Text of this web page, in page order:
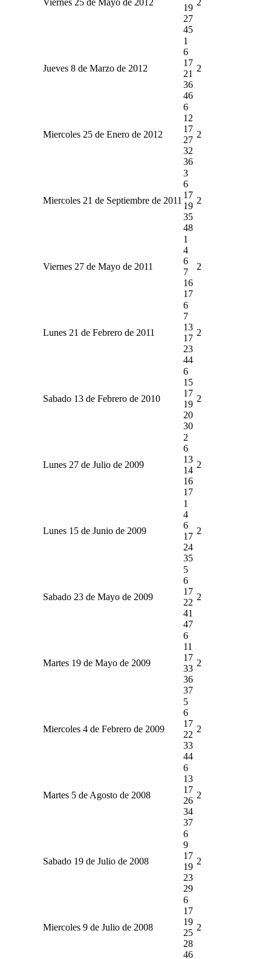
19
27
45
Jueves 8 de Marzo de 2012
1
6
17
21
36
46
2
Miercoles 25 de Enero de 2012
6
12
17
27
32
36
2
Miercoles 21 de Septiembre de 2011
3
6
17
19
35
48
2
Viernes 27 de Mayo de 2011
1
4
6
7
16
17
2
Lunes 21 de Febrero de 2011
6
7
13
17
23
44
2
Sabado 13 de Febrero de 2010
6
15
17
19
20
30
2
Lunes 27 de Julio de 2009
2
6
13
14
16
17
2
Lunes 15 de Junio de 2009
1
4
6
17
24
35
2
Sabado 23 de Mayo de 2009
5
6
17
22
41
47
2
Martes 19 de Mayo de 2009
6
11
17
33
36
37
2
Miercoles 4 de Febrero de 2009
5
6
17
22
33
44
2
Martes 5 de Agosto de 2008
6
13
17
26
34
37
2
Sabado 19 de Julio de 2008
6
9
17
19
23
29
2
Miercoles 9 de Julio de 2008
6
17
19
25
28
46
2